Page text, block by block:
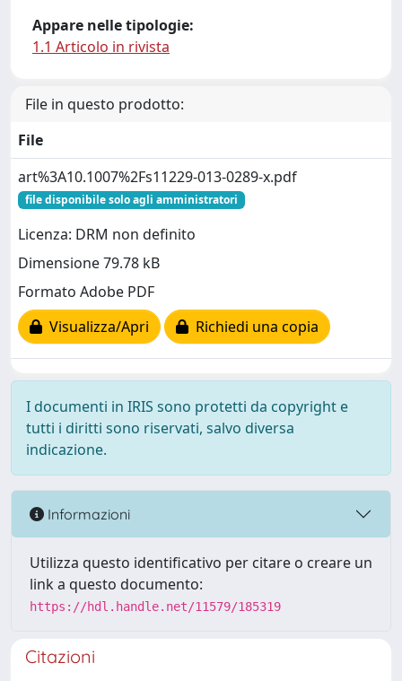
Appare nelle tipologie:
1.1 Articolo in rivista
File in questo prodotto:
File
art%3A10.1007%2Fs11229-013-0289-x.pdf
file disponibile solo agli amministratori
Licenza: DRM non definito
Dimensione 79.78 kB
Formato Adobe PDF
Visualizza/Apri
Richiedi una copia
I documenti in IRIS sono protetti da copyright e
tutti i diritti sono riservati, salvo diversa
indicazione.
Informazioni
Utilizza questo identificativo per citare o creare un
link a questo documento:
https://hdl.handle.net/11579/185319
Citazioni